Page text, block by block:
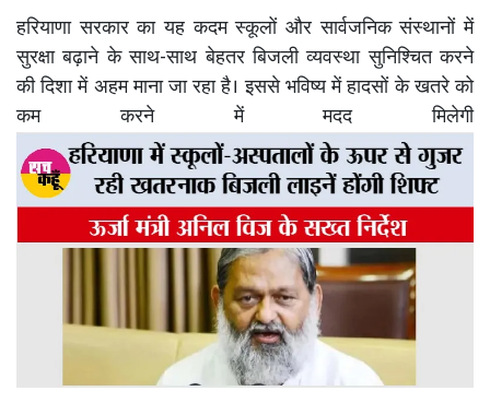
हरियाणा सरकार का यह कदम स्कूलों और सार्वजनिक संस्थानों में
सुरक्षा बढ़ाने के साथ-साथ बेहतर बिजली व्यवस्था सुनिश्चित करने
की दिशा में अहम माना जा रहा है। इससे भविष्य में हादसों के खतरे को
कम करने में मदद मिलेगी